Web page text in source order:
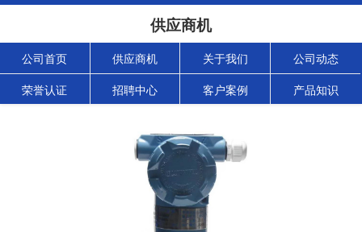
供应商机
公司首页 供应商机 关于我们 公司动态
荣誉认证 招聘中心 客户案例 产品知识